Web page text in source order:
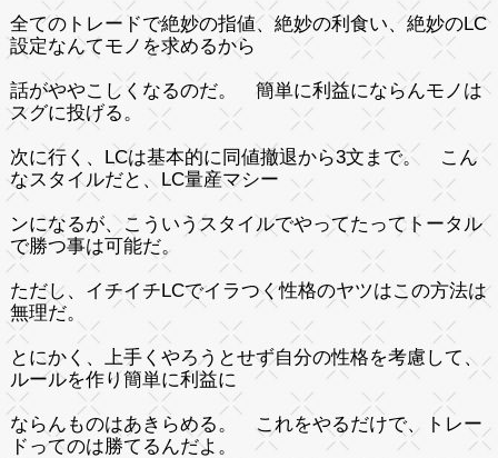
全てのトレードで絶妙の指値、絶妙の利食い、絶妙のLC
設定なんてモノを求めるから
話がややこしくなるのだ。 簡単に利益にならんモノは
スグに投げる。
次に行く、LCは基本的に同値撤退から3文まで。 こん
なスタイルだと、LC量産マシー
ンになるが、こういうスタイルでやってたってトータル
で勝つ事は可能だ。
ただし、イチイチLCでイラつく性格のヤツはこの方法は
無理だ。
とにかく、上手くやろうとせず自分の性格を考慮して、
ルールを作り簡単に利益に
ならんものはあきらめる。 これをやるだけで、トレー
ドってのは勝てるんだよ。